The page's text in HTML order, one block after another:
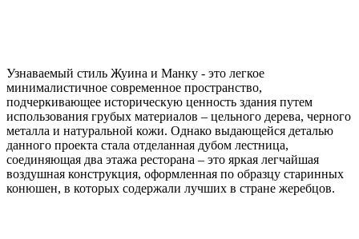
Узнаваемый стиль Жуина и Манку - это легкое
минималистичное современное пространство,
подчеркивающее историческую ценность здания путем
использования грубых материалов – цельного дерева, черного
металла и натуральной кожи. Однако выдающейся деталью
данного проекта стала отделанная дубом лестница,
соединяющая два этажа ресторана – это яркая легчайшая
воздушная конструкция, оформленная по образцу старинных
конюшен, в которых содержали лучших в стране жеребцов.